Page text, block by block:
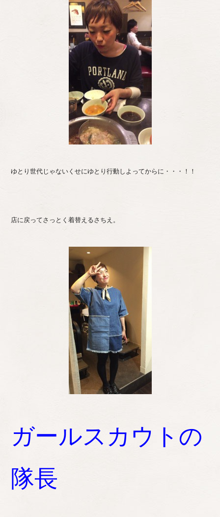
ゆとり世代じゃないくせにゆとり行動しよってからに・・・！！
店に戻ってさっとく着替えるさちえ。
ガールスカウトの
隊長